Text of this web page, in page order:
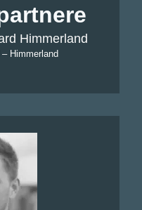
Himmerland